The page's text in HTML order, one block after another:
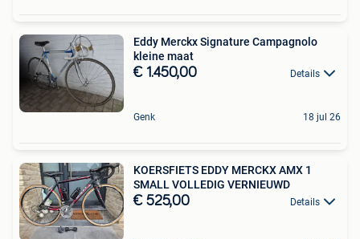
Eddy Merckx Signature Campagnolo
kleine maat
€ 1.450,00 Details
Genk 18 jul 26
KOERSFIETS EDDY MERCKX AMX 1
SMALL VOLLEDIG VERNIEUWD
€ 525,00 Details